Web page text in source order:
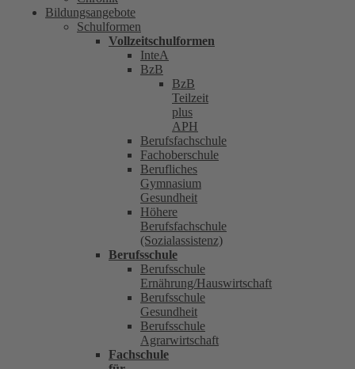
Bildungsangebote
Schulformen
Vollzeitschulformen
InteA
BzB
BzB
Teilzeit
plus
APH
Berufsfachschule
Fachoberschule
Berufliches
Gymnasium
Gesundheit
Höhere
Berufsfachschule
(Sozialassistenz)
Berufsschule
Berufsschule
Ernährung/Hauswirtschaft
Berufsschule
Gesundheit
Berufsschule
Agrarwirtschaft
Fachschule